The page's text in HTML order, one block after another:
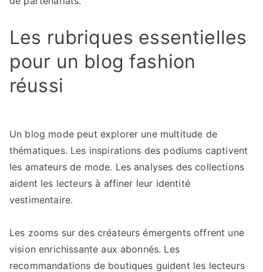
Les rubriques essentielles
pour un blog fashion
réussi
Un blog mode peut explorer une multitude de
thématiques. Les inspirations des podiums captivent
les amateurs de mode. Les analyses des collections
aident les lecteurs à affiner leur identité
vestimentaire.
Les zooms sur des créateurs émergents offrent une
vision enrichissante aux abonnés. Les
recommandations de boutiques guident les lecteurs